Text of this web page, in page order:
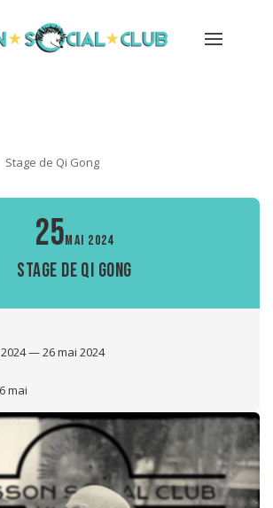
Stage de Qi Gong
25MAI 2024
Stage de Qi Gong
— 26 mai 2024
mai